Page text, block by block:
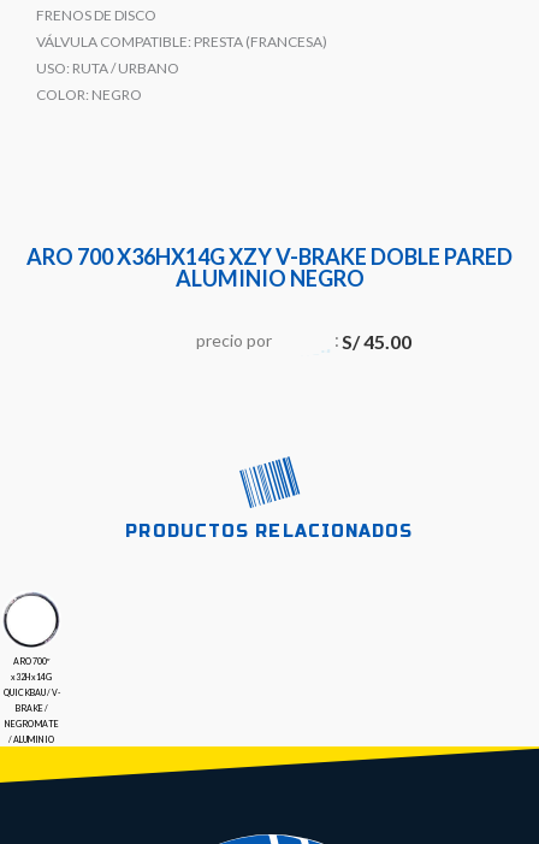
FRENOS DE DISCO
VÁLVULA COMPATIBLE: PRESTA (FRANCESA)
USO: RUTA / URBANO
COLOR: NEGRO
ARO 700 X36HX14G XZY V-BRAKE DOBLE PARED
ALUMINIO NEGRO
precio por :S/45.00
PRODUCTOS RELACIONADOS
ARO 700″
x32Hx14G
QUICKBAU / V-
BRAKE /
NEGRO MATE
/ ALUMINIO